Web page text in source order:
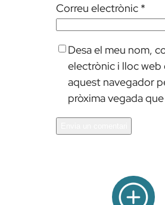
Correu electrònic *
Desa el meu nom,
electrònic i lloc web
aquest navegador
pròxima vegada